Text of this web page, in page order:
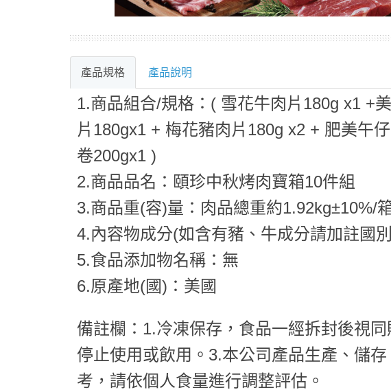
產品規格 產品說明